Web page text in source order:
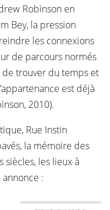
Robinson en
Bey, la pression
les connexions
de parcours normés
trouver du temps et
est déjà
2010).
Rue Instin
la mémoire des
siècles, les lieux à
: